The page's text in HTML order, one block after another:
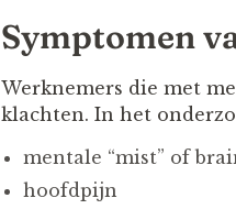
Symptomen
Werknemers die met
klachten. In het
mentale “mist” of
hoofdpijn